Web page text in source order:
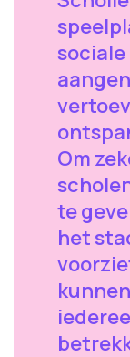
Om
te
het